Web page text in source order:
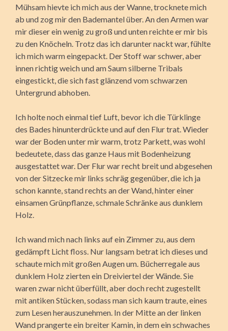
Mühsam hievte ich mich aus der Wanne, trocknete mich
ab und zog mir den Bademantel über. An den Armen war
mir dieser ein wenig zu groß und unten reichte er mir bis
zu den Knöcheln. Trotz das ich darunter nackt war, fühlte
ich mich warm eingepackt. Der Stoff war schwer, aber
innen richtig weich und am Saum silberne Tribals
eingestickt, die sich fast glänzend vom schwarzen
Untergrund abhoben.
Ich holte noch einmal tief Luft, bevor ich die Türklinge
des Bades hinunterdrückte und auf den Flur trat. Wieder
war der Boden unter mir warm, trotz Parkett, was wohl
bedeutete, dass das ganze Haus mit Bodenheizung
ausgestattet war. Der Flur war recht breit und abgesehen
von der Sitzecke mir links schräg gegenüber, die ich ja
schon kannte, stand rechts an der Wand, hinter einer
einsamen Grünpflanze, schmale Schränke aus dunklem
Holz.
Ich wand mich nach links auf ein Zimmer zu, aus dem
gedämpft Licht floss. Nur langsam betrat ich dieses und
schaute mich mit großen Augen um. Bücherregale aus
dunklem Holz zierten ein Dreiviertel der Wände. Sie
waren zwar nicht überfüllt, aber doch recht zugestellt
mit antiken Stücken, sodass man sich kaum traute, eines
zum Lesen herauszunehmen. In der Mitte an der linken
Wand prangerte ein breiter Kamin, in dem ein schwaches